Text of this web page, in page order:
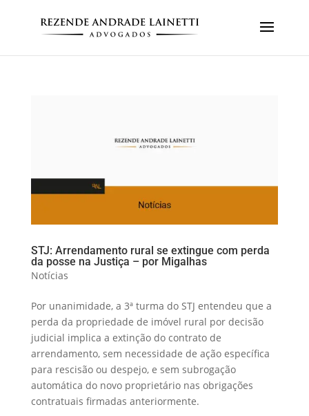
STJ: Arrendamento rural se extingue com perda
da posse na Justiça – por Migalhas
Notícias
Por unanimidade, a 3ª turma do STJ entendeu que a
perda da propriedade de imóvel rural por decisão
judicial implica a extinção do contrato de
arrendamento, sem necessidade de ação específica
para rescisão ou despejo, e sem subrogação
automática do novo proprietário nas obrigações
contratuais firmadas anteriormente.